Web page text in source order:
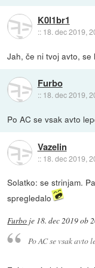
K0l1br1
:: 18. dec 2019,
Jah, če ni tvoj avto,
Furbo
:: 18. dec 2019,
Po AC se vsak avto
Vazelin
:: 18. dec 2019,
Solatko: se strinjam.
spregledalo
Furbo je 18. dec 2019 ob
Po AC se vsak avto